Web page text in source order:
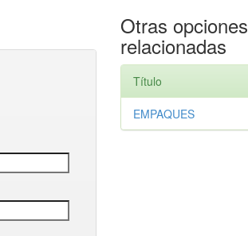
Otras opciones
relacionadas
Título
EMPAQUES